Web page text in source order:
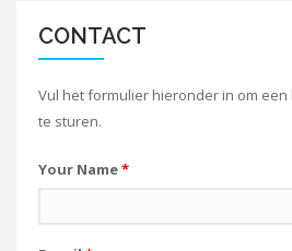
CONTACT
Vul het formulier hieronder in om
te sturen.
Your Name*